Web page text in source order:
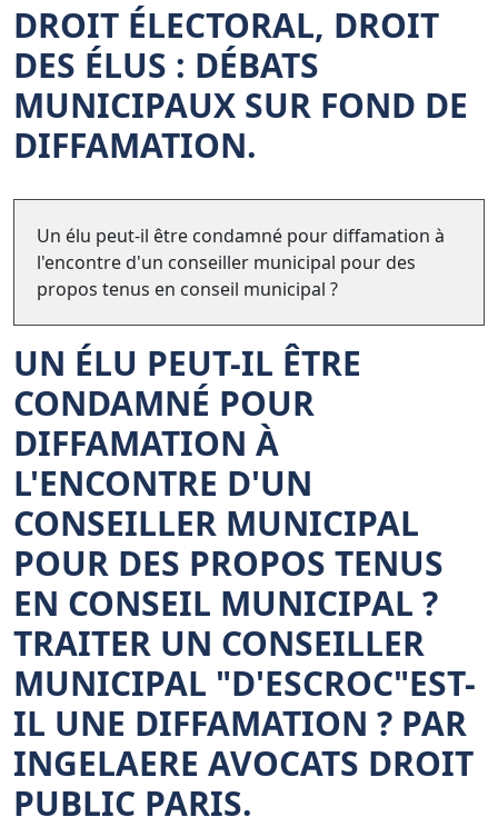
DROIT ÉLECTORAL, DROIT
DES ÉLUS : DÉBATS
MUNICIPAUX SUR FOND DE
DIFFAMATION.
Un élu peut-il être condamné pour diffamation à
l'encontre d'un conseiller municipal pour des
propos tenus en conseil municipal ?
UN ÉLU PEUT-IL ÊTRE
CONDAMNÉ POUR
DIFFAMATION À
L'ENCONTRE D'UN
CONSEILLER MUNICIPAL
POUR DES PROPOS TENUS
EN CONSEIL MUNICIPAL ?
TRAITER UN CONSEILLER
MUNICIPAL "D'ESCROC"EST-
IL UNE DIFFAMATION ? PAR
INGELAERE AVOCATS DROIT
PUBLIC PARIS.